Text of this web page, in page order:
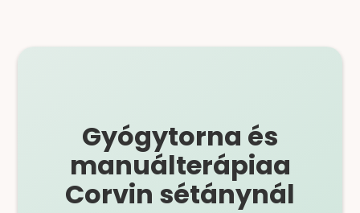
Gyógytorna és
manuálterápiaa
Corvin sétánynál